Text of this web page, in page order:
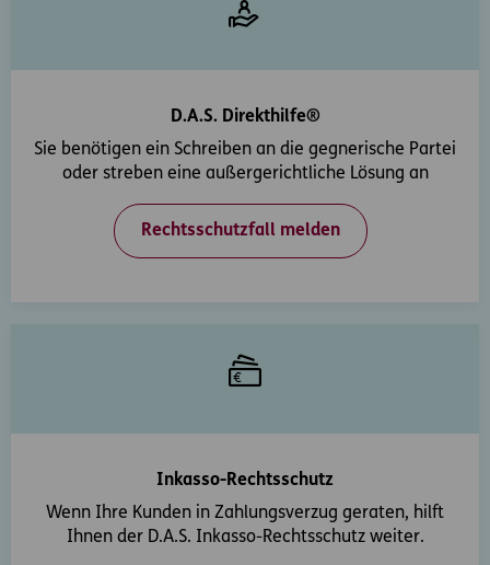
D.A.S. Direkthilfe®
Sie benötigen ein Schreiben an die gegnerische Partei
oder streben eine außergerichtliche Lösung an
Rechtsschutzfall melden
Inkasso-Rechtsschutz
Wenn Ihre Kunden in Zahlungsverzug geraten, hilft
Ihnen der D.A.S. Inkasso-Rechtsschutz weiter.